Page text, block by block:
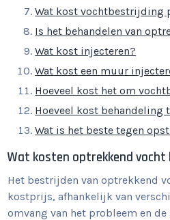
Wat kost vochtbestrijding
Is het behandelen van
Wat kost injecteren?
Wat kost een muur
Hoeveel kost het om
Hoeveel kost behandeling
Wat is het beste tegen
Wat kosten optrekkend vocht
Het bestrijden van optrekkend
kostprijs, afhankelijk van
omvang van het probleem en de